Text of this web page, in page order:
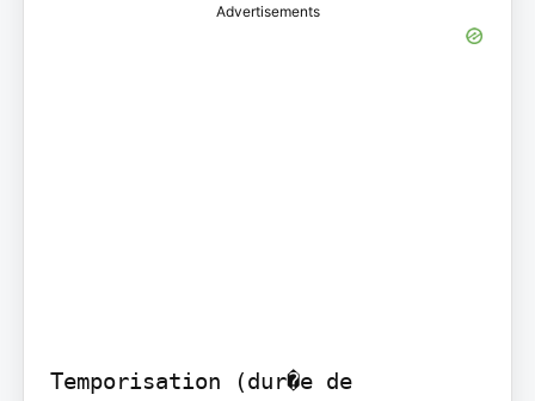
Advertisements
Temporisation (dur�e de